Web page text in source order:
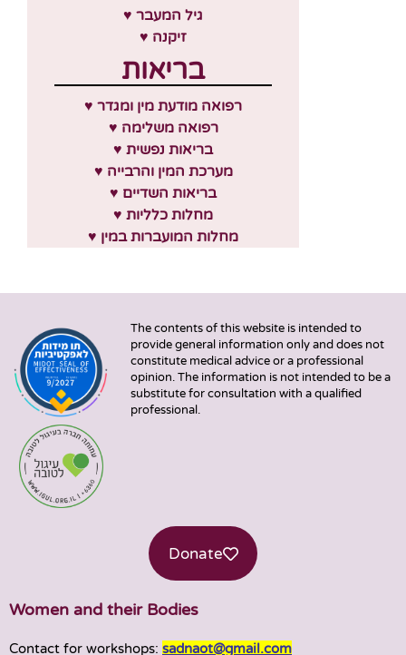
♥ גיל המעבר
♥ זיקנה
בריאות
♥ רפואה מודעת מין ומגדר
♥ רפואה משלימה
♥ בריאות נפשית
♥ מערכת המין והרבייה
♥ בריאות השדיים
♥ מחלות כלליות
♥ מחלות המועברות במין
The contents of this website is intended to
provide general information only and does not
constitute medical advice or a professional
opinion. The information is not intended to be a
substitute for consultation with a qualified
professional.
Donate
Women and their Bodies
Contact for workshops: sadnaot@gmail.com